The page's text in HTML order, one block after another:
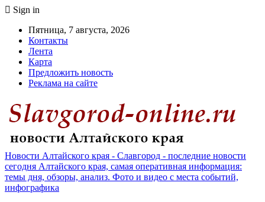
Sign in
Пятница, 7 августа, 2026
Контакты
Лента
Карта
Предложить новость
Реклама на сайте
Новости Алтайского края - Славгород - последние новости
сегодня Алтайского края, самая оперативная информация:
темы дня, обзоры, анализ. Фото и видео с места событий,
инфографика